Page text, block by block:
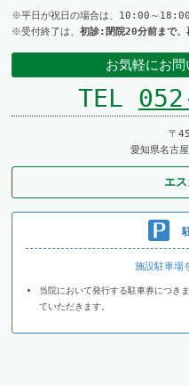
※平日が祝日の場合は、10:00～
※受付終了は、初診:閉院20分前まで
お気軽にお
TEL
〒
愛知県名古
エ
施設駐車場
当院において発行する駐車券につき
ていただきます。